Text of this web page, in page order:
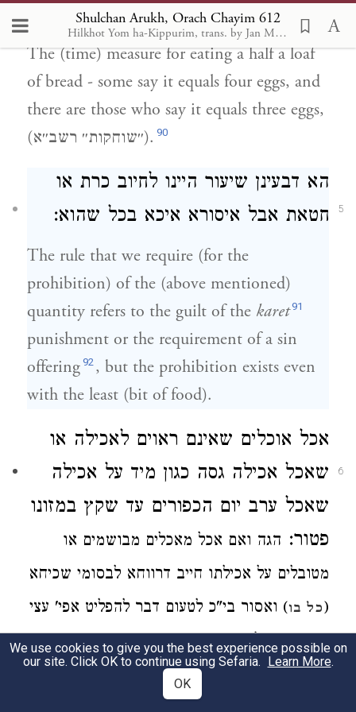
Shulchan Arukh, Orach Chayim 612
Hilkhot Yom ha-Kippurim, trans. by Jan M. Brahms. HUC, 1976
4 ביצים (שוחקות רשב"א) :
The (time) measure for eating a half a loaf
of bread - some say it equals four eggs, and
there are those who say it equals three eggs,
(״שוחקות״ רשב״א). 90
5
הא דבעינן שיעור היינו לחיוב כרת או
חטאת אבל איסורא איכא בכל שהוא:
The rule that we require (for the
prohibition) of the (above mentioned)
quantity refers to the guilt of the karet 91
punishment or the requirement of a sin
offering 92, but the prohibition exists even
with the least (bit of food).
6
אכל אוכלים שאינם ראוים לאכילה או
שאכל אכילה גסה כגון מיד על אכילה
שאכל ערב יום הכפורים עד שקץ במזונו
פטור: הגה ואם אכל מאכלים מבושמים או
מטובלים על אכילתו חייב דרווחא לבסומי שכיחא
(כל בו) ואסור בי"כ לטעום דבר להפליט אפי' עצי
בשמים וע"ל סי' תקס"ז סעיף ג' בהג"ה:
If one eats (on Yom Kippur) food that is
We use cookies to give you the best experience possible on
our site. Click OK to continue using Sefaria. Learn More.
OK